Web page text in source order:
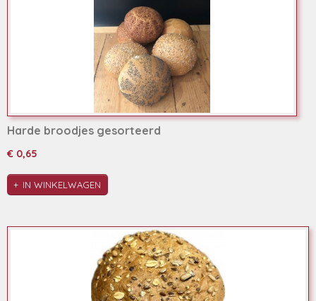
Harde broodjes gesorteerd
€ 0,65
IN WINKELWAGEN